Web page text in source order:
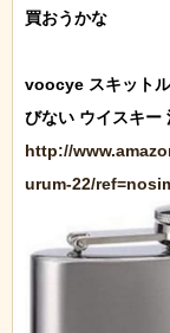
買おうかな
voocye スキット
http://
urum-22/